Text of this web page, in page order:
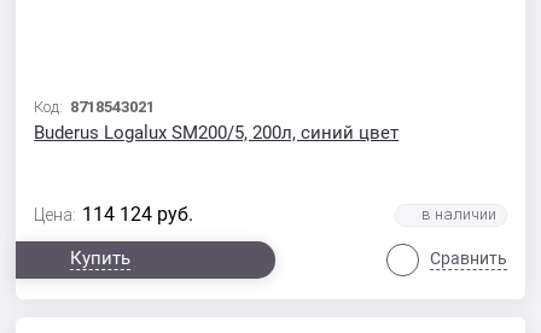
Код: 8718543021
Buderus Logalux SM200/5, 200л, синий цвет
Цена: 114 124 руб.
Купить Сравнить